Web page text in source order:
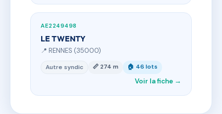
AE2249498
LE TWENTY
📍 RENNES (35000)
Autre syndic 📏 274 m 🏠 46 lots
Voir la fiche →